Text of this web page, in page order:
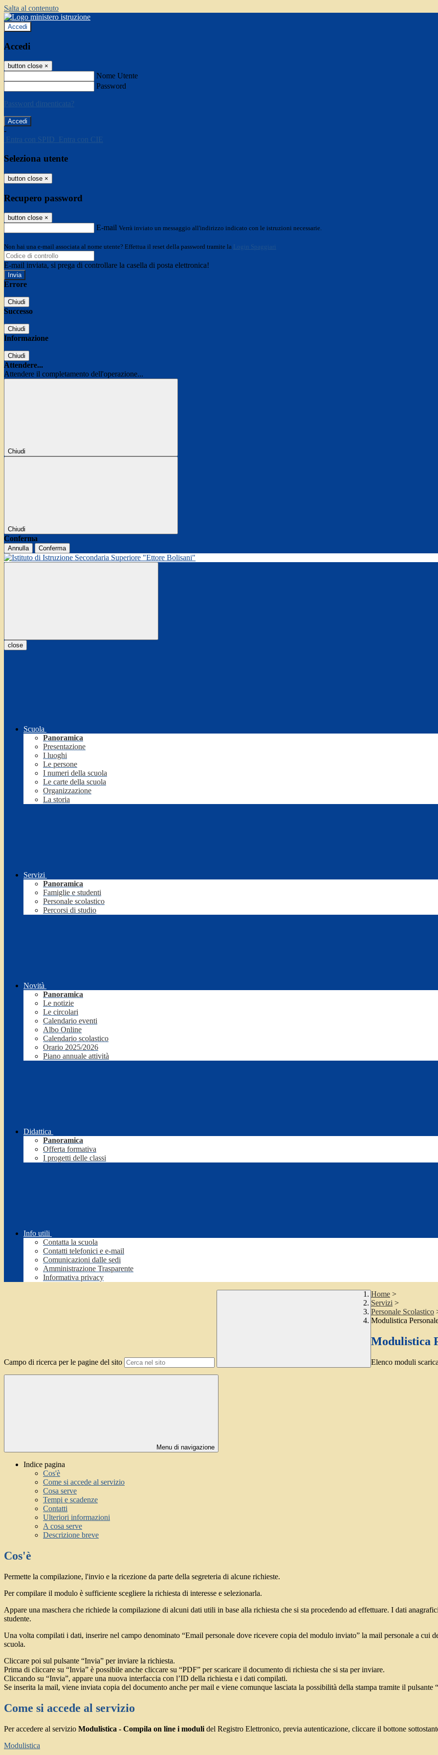
Salta al contenuto
Accedi
Accedi
button close ×
Nome Utente
Password
Password dimenticata?
-
Entra con SPID
Entra con CIE
Seleziona utente
button close ×
Recupero password
button close ×
E-mail Verrà inviato un messaggio all'indirizzo indicato con le istruzioni necessarie.
Non hai una e-mail associata al nome utente? Effettua il reset della password tramite la Login Spaggiari
E-mail inviata, si prega di controllare la casella di posta elettronica!
Errore
Chiudi
Successo
Chiudi
Informazione
Chiudi
Attendere...
Attendere il completamento dell'operazione...
Chiudi
Chiudi
Conferma
Annulla Conferma
close
Scuola
Panoramica
Presentazione
I luoghi
Le persone
I numeri della scuola
Le carte della scuola
Organizzazione
La storia
Servizi
Panoramica
Famiglie e studenti
Personale scolastico
Percorsi di studio
Novità
Panoramica
Le notizie
Le circolari
Calendario eventi
Albo Online
Calendario scolastico
Orario 2025/2026
Piano annuale attività
Didattica
Panoramica
Offerta formativa
I progetti delle classi
Info utili
Contatta la scuola
Contatti telefonici e e-mail
Comunicazioni dalle sedi
Amministrazione Trasparente
Informativa privacy
Campo di ricerca per le pagine del sito
Home >
Servizi >
Personale Scolastico
Modulistica
Modulistica
Elenco moduli
Menu di navigazione
Indice pagina
Cos'è
Come si accede al servizio
Cosa serve
Tempi e scadenze
Contatti
Ulteriori informazioni
A cosa serve
Descrizione breve
Cos'è
Permette la compilazione, l'invio e la ricezione da parte della segreteria di alcune richieste.
Per compilare il modulo è sufficiente scegliere la richiesta di interesse e selezionarla.
Appare una maschera che richiede la compilazione di alcuni dati utili in base alla richiesta che si sta procedendo ad effettuare. I dati
studente.
Una volta compilati i dati, inserire nel campo denominato “Email personale dove ricevere copia del modulo inviato” la mail personale a cui
scuola.
Cliccare poi sul pulsante “Invia” per inviare la richiesta.
Prima di cliccare su “Invia” è possibile anche cliccare su “PDF” per scaricare il documento di richiesta che si sta per inviare.
Cliccando su “Invia”, appare una nuova interfaccia con l’ID della richiesta e i dati compilati.
Se inserita la mail, viene inviata copia del documento anche per mail e viene comunque lasciata la possibilità della stampa tramite il pulsante
Come si accede al servizio
Per accedere al servizio Modulistica - Compila on line i moduli del Registro Elettronico, previa autenticazione, cliccare il bottone
Modulistica